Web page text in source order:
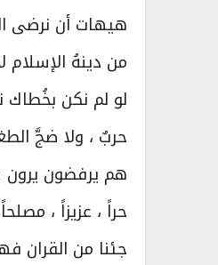
هيهات أن نرضى
من دينهُ الإسلام
لو لم نكن
حربٌ ، ولا ضجَّ
هم يرفضون
حراً ، عزيزاً ،
جئنا من القران